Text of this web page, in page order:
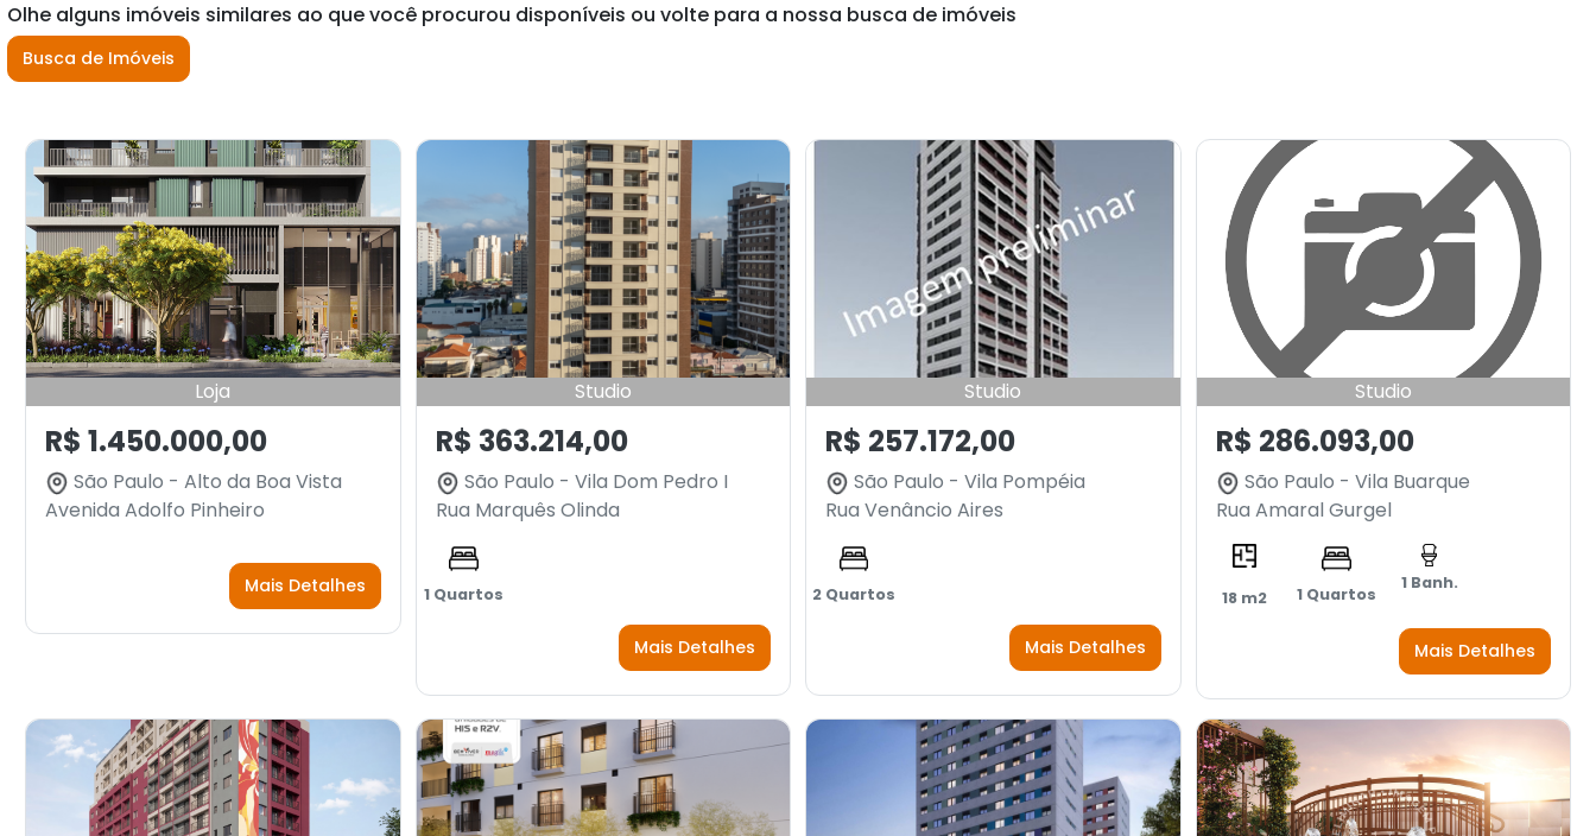
Olhe alguns imóveis similares ao que você procurou disponíveis ou volte para a nossa busca de imóveis
Busca de Imóveis
Loja
R$ 1.450.000,00
São Paulo - Alto da Boa Vista
Avenida Adolfo Pinheiro
Mais Detalhes
Studio
R$ 363.214,00
São Paulo - Vila Dom Pedro I
Rua Marquês Olinda
1 Quartos
Mais Detalhes
Studio
R$ 257.172,00
São Paulo - Vila Pompéia
Rua Venâncio Aires
2 Quartos
Mais Detalhes
Studio
R$ 286.093,00
São Paulo - Vila Buarque
Rua Amaral Gurgel
18 m2 1 Quartos
1 Banh.
Mais Detalhes